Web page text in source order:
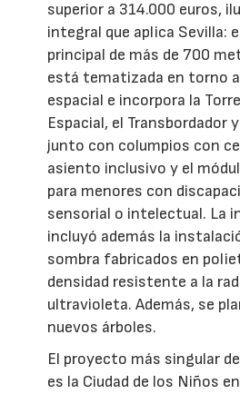
superior a 314.000 euros,
integral que aplica Sevilla:
principal de más de 700
está tematizada en torno
espacial e incorpora la
Espacial, el Transbordador
junto con columpios con
asiento inclusivo y el
para menores con
sensorial o intelectual. La
incluyó además la
sombra fabricados en
densidad resistente a la
ultravioleta. Además, se
nuevos árboles.
El proyecto más singular
es la Ciudad de los Niños